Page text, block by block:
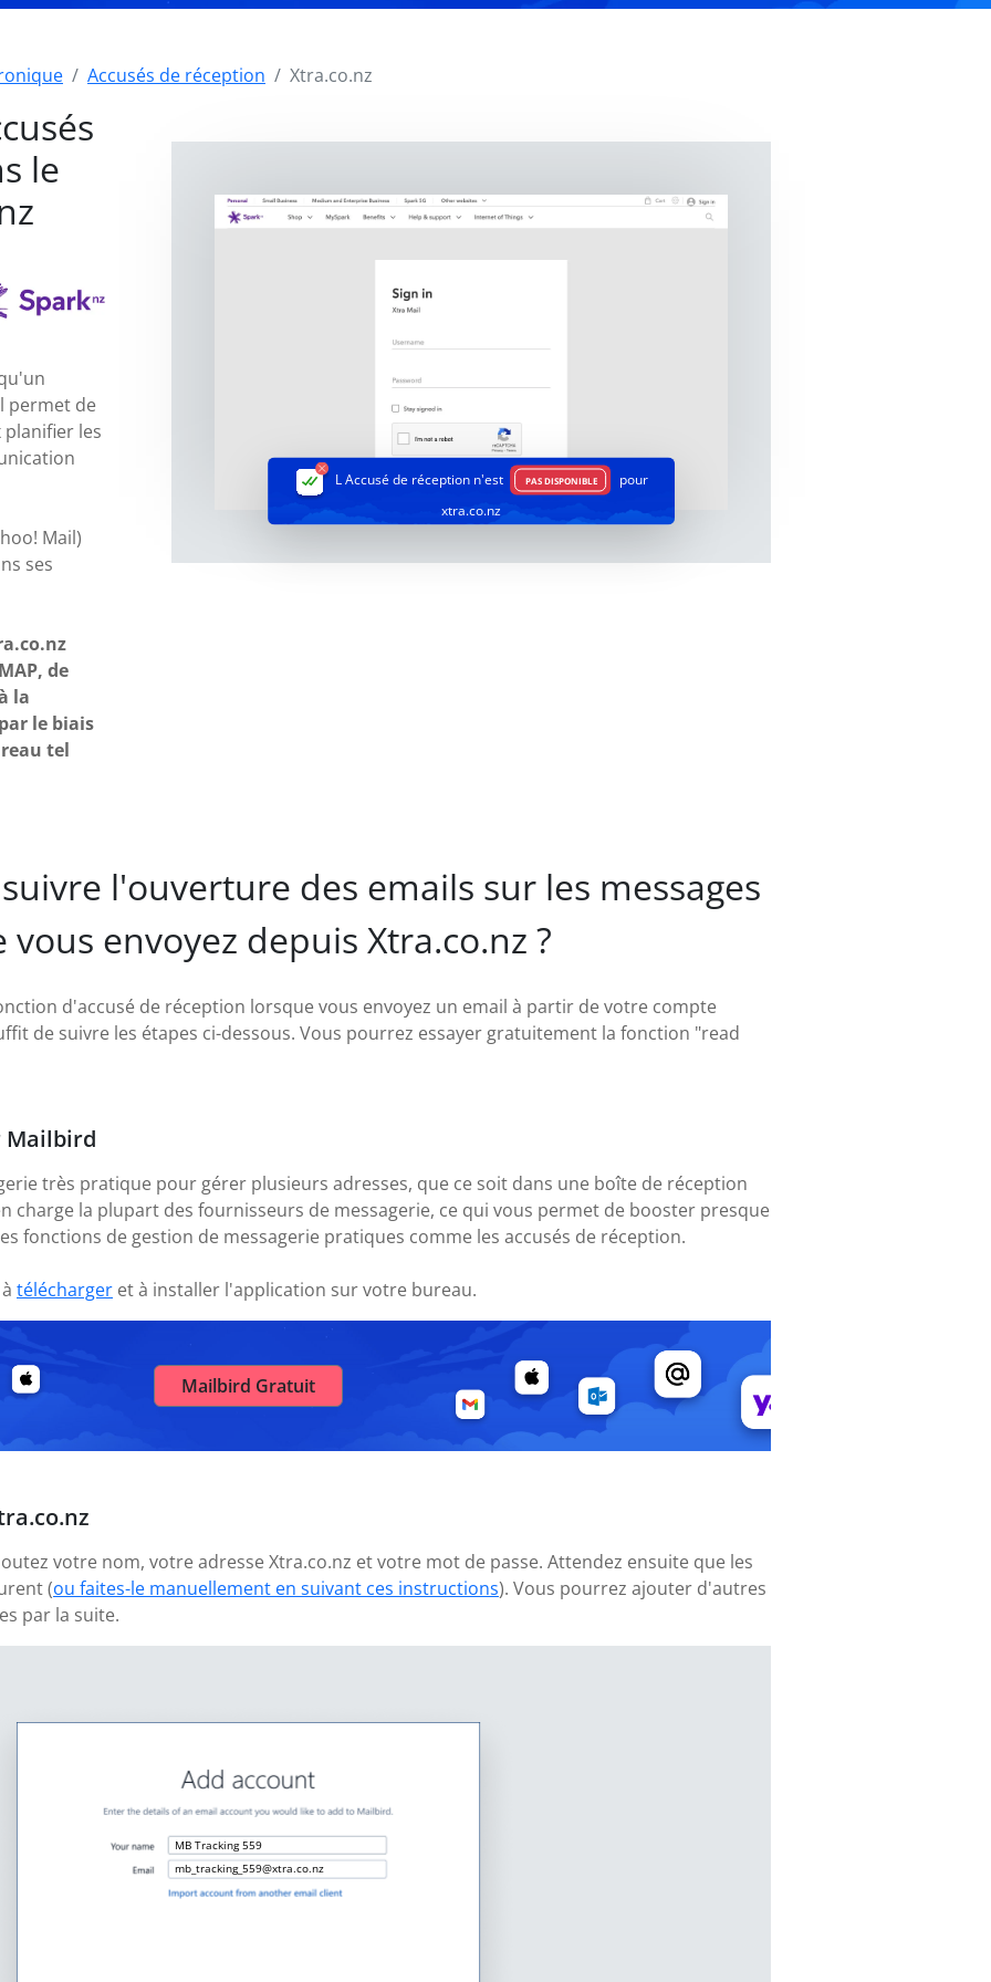
Accusés de réception Xtra.co.nz
le
permet de
les
Mail)
ses
de
la
le biais
tel
L Accusé de réceptionn'est PAS DISPONIBLE
pour
xtra.co.nz
l'ouverture des emails sur les messages
vous envoyez depuis Xtra.co.nz ?
d'accusé de réception lorsque vous envoyez un email à partir de votre compte
de suivre les étapes ci-dessous. Vous pourrez essayer gratuitement la fonction "read
Mailbird
très pratique pour gérer plusieurs adresses, que ce soit dans une boîte de réception
charge la plupart des fournisseurs de messagerie, ce qui vous permet de booster presque
fonctions de gestion de messagerie pratiques comme les accusés de réception.
télécharger et à installer l'application sur votre bureau.
Mailbird Gratuit
votre nom, votre adresse Xtra.co.nz et votre mot de passe. Attendez ensuite que les
(ou faites-le manuellement en suivant ces instructions). Vous pourrez ajouter d'autres
par la suite.
MB Tracking 559
mb_tracking_559@xtra.co.nz